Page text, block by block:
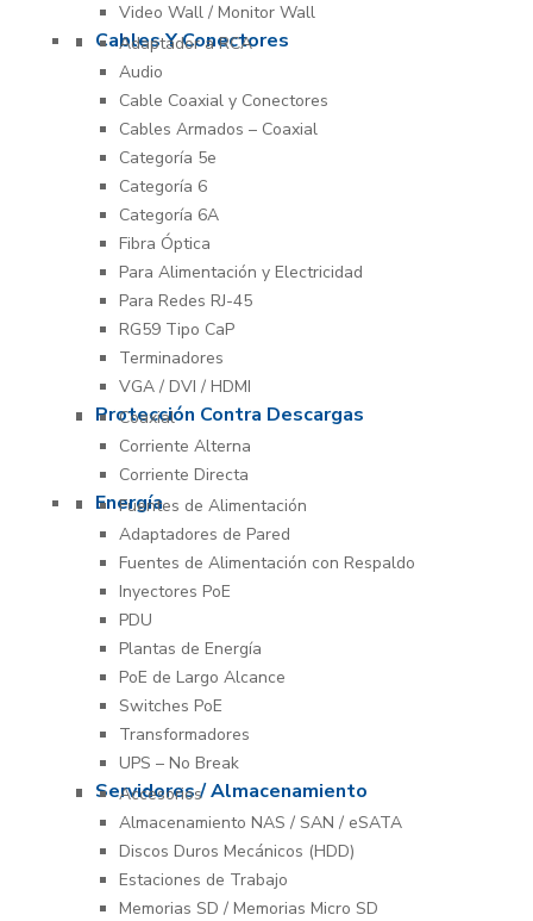
Video Wall / Monitor Wall
Cables Y Conectores
Adaptador a RCA
Audio
Cable Coaxial y Conectores
Cables Armados – Coaxial
Categoría 5e
Categoría 6
Categoría 6A
Fibra Óptica
Para Alimentación y Electricidad
Para Redes RJ-45
RG59 Tipo CaP
Terminadores
VGA / DVI / HDMI
Protección Contra Descargas
Coaxial
Corriente Alterna
Corriente Directa
Energía
Fuentes de Alimentación
Adaptadores de Pared
Fuentes de Alimentación con Respaldo
Inyectores PoE
PDU
Plantas de Energía
PoE de Largo Alcance
Switches PoE
Transformadores
UPS – No Break
Servidores / Almacenamiento
Accesorios
Almacenamiento NAS / SAN / eSATA
Discos Duros Mecánicos (HDD)
Estaciones de Trabajo
Memorias SD / Memorias Micro SD